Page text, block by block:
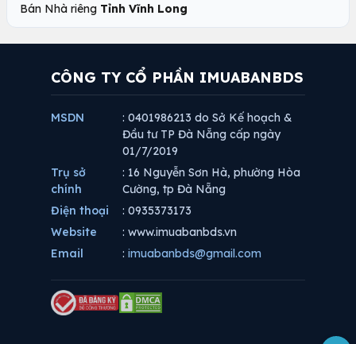
Bán Nhà riêng Tỉnh Vĩnh Long
CÔNG TY CỔ PHẦN IMUABANBDS
MSDN
: 0401986213 do Sở Kế hoạch &
Đầu tư TP Đà Nẵng cấp ngày
01/7/2019
Trụ sở
chính
: 16 Nguyễn Sơn Hà, phường Hòa
Cường, tp Đà Nẵng
Điện thoại
: 0935373173
Website
: www.imuabanbds.vn
Email
: imuabanbds@gmail.com